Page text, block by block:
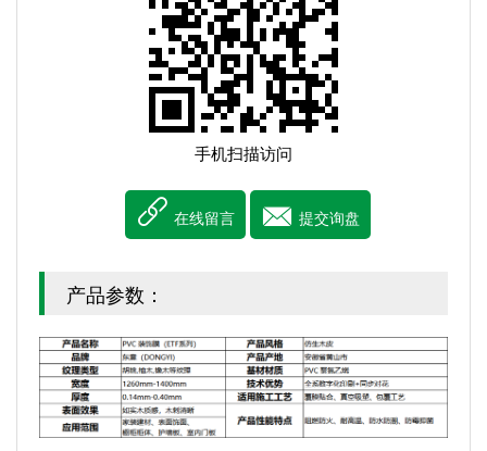
手机扫描访问
 在线留言  提交询盘
产品参数：